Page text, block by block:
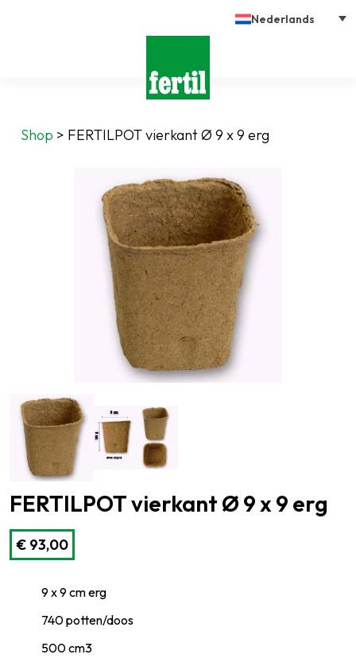
Nederlands
Shop > FERTILPOT vierkant Ø 9 x 9 erg
FERTILPOT vierkant Ø 9 x 9 erg
€ 93,00
9 x 9 cm erg
740 potten/doos
500 cm3